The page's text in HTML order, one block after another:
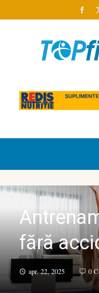
fără
apr. 22, 2025 0